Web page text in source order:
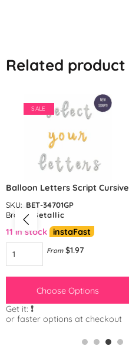
Related product
SALE
Balloon Letters Script Cursive
SKU: BET-34701GP
Brand:
Betallic
11 in stock instaFast
From $1.97
Choose Options
Get it: ❗️
or faster options at checkout